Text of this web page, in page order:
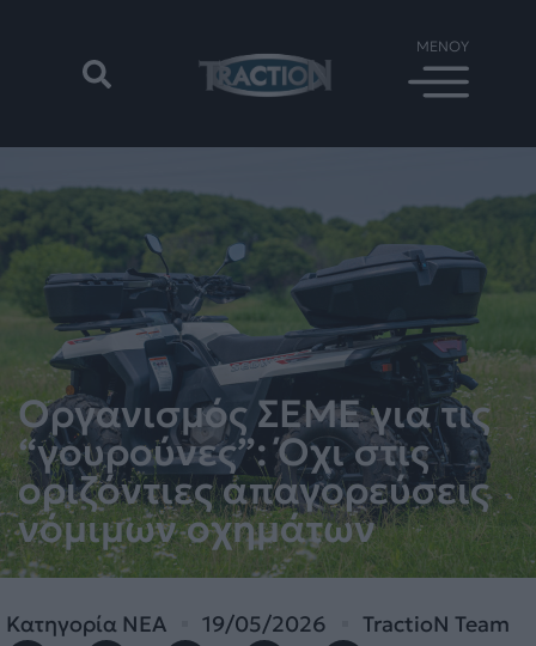
Οργανισμός ΣΕΜΕ για τις
“γουρούνες”: Όχι στις
οριζόντιες απαγορεύσεις
νόμιμων οχημάτων
Κατηγορία ΝΕΑ 19/05/2026 TractioN Team